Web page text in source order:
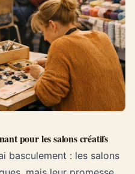
pour les salons créatifs
basculement : les salons